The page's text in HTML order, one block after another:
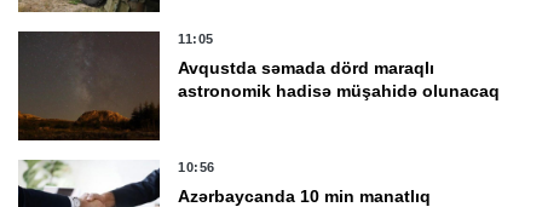
11:05
Avqustda səmada dörd maraqlı
astronomik hadisə müşahidə olunacaq
10:56
Azərbaycanda 10 min manatlıq